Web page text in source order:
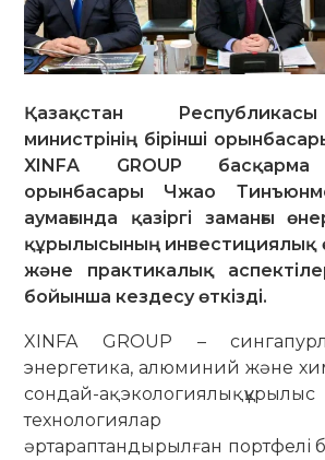
Қазақстан
министрінің бірінші
XINFA GROUP басқарма
орынбасары Чжао
аумағында қазіргі заманғы
құрылысының инвестициялық
және практикалық
бойынша кездесу өткізді.
XINFA GROUP –
энергетика, алюминий және
сондай-ақ экологиялық
технологиялар
әртараптандырылған портфелі